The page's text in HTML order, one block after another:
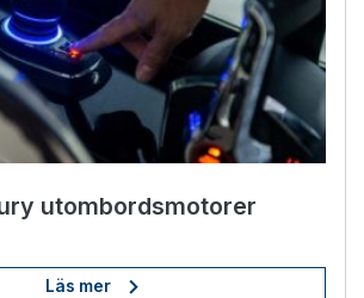
utombordsmotorer
Läs mer